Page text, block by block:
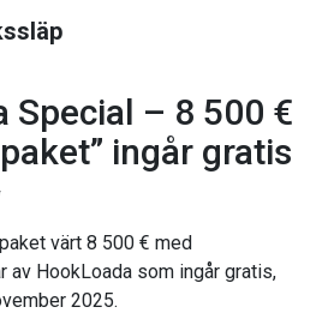
Special – 8 500 €
ingår gratis
värt 8 500 € med
av HookLoada som ingår gratis,
2025.